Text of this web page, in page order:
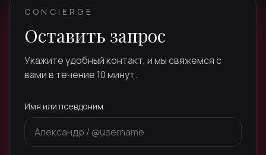
CONCIERGE
Оставить запрос
Укажите удобный контакт, и мы свяжемся с
вами в течение 10 минут.
Имя или псевдоним